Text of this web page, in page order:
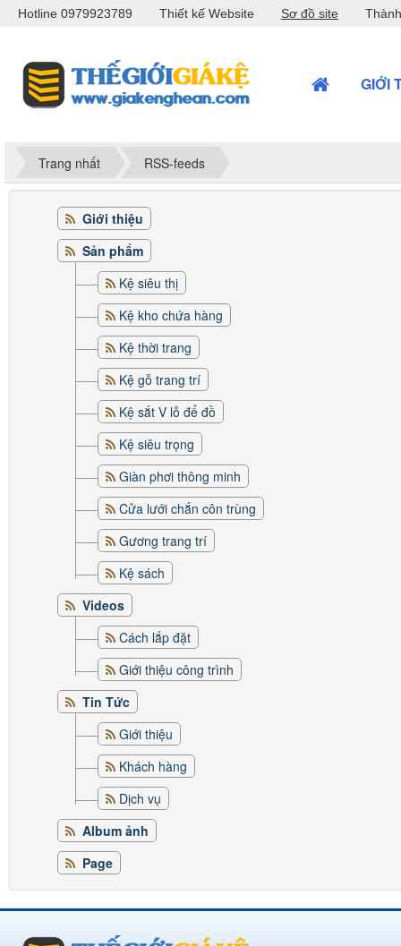
Hotline 0979923789 Thiết kế Website Sơ đồ site
GIỚI
Trang nhất RSS-feeds
Giới thiệu
Sản phẩm
Kệ siêu thị
Kệ kho chứa hàng
Kệ thời trang
Kệ gỗ trang trí
Kệ sắt V lỗ để đồ
Kệ siêu trọng
Giàn phơi thông minh
Cửa lưới chắn côn trùng
Gương trang trí
Kệ sách
Videos
Cách lắp đặt
Giới thiệu công trình
Tin Tức
Giới thiệu
Khách hàng
Dịch vụ
Album ảnh
Page